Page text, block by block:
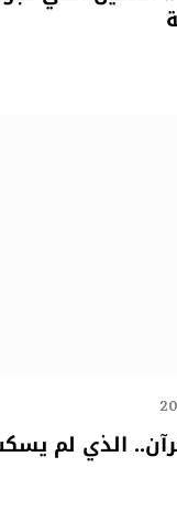
الذي لم